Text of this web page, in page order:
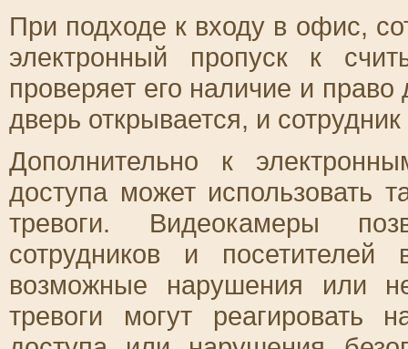
При подходе к входу в офис,
электронный пропуск к
проверяет его наличие и
дверь открывается, и
Дополнительно к
доступа может использовать
тревоги. Видеокамеры
сотрудников и
возможные нарушения или
тревоги могут реагировать